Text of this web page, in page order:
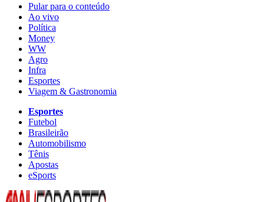
Pular para o conteúdo
Ao vivo
Política
Money
WW
Agro
Infra
Esportes
Viagem & Gastronomia
Esportes
Futebol
Brasileirão
Automobilismo
Tênis
Apostas
eSports